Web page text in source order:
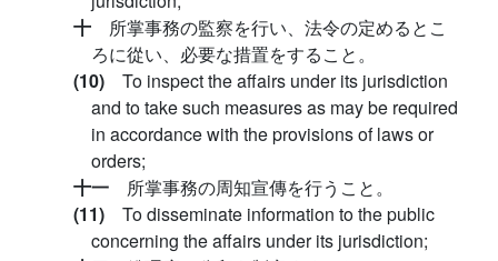
十 所掌事務の監察を行い、法令の定めるとこ
ろに從い、必要な措置をすること。
(10) To inspect the affairs under its jurisdiction
and to take such measures as may be required
in accordance with the provisions of laws or
orders;
十一 所掌事務の周知宣傳を行うこと。
(11) To disseminate information to the public
concerning the affairs under its jurisdiction;